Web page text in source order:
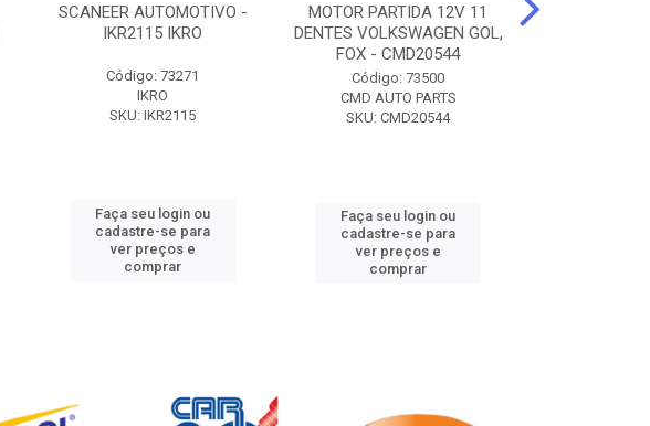
SCANEER AUTOMOTIVO -
IKR2115 IKRO
Código: 73271
IKRO
SKU: IKR2115
Faça seu login ou
cadastre-se para
ver preços e
comprar
MOTOR PARTIDA 12V 11
DENTES VOLKSWAGEN GOL,
FOX - CMD20544
Código: 73500
CMD AUTO PARTS
SKU: CMD20544
Faça seu login ou
cadastre-se para
ver preços e
comprar